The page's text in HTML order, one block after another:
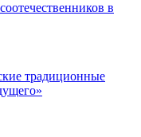
в
традиционные